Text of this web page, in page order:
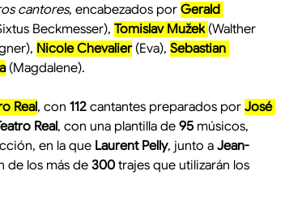
cantores, encabezados por Gerald
Beckmesser), Tomislav Mužek (Walther
Nicole Chevalier (Eva), Sebastian
(Magdalene).
Real, con 112 cantantes preparados por José
Real, con una plantilla de 95 músicos,
en la que Laurent Pelly, junto a Jean-
de los más de 300 trajes que utilizarán los